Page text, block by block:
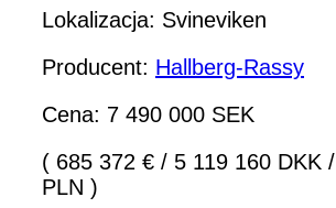
Lokalizacja: Svineviken
Producent: Hallberg-Rassy
Cena: 7 490 000 SEK
( 685 372 € / 5 119 160 DKK /
PLN )